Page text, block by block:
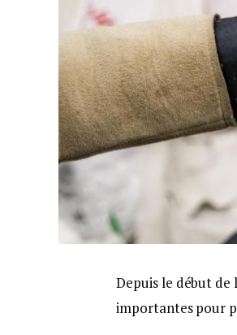
Depuis le début de
importantes pour